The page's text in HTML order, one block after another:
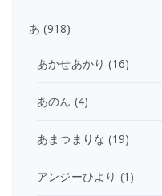
あ (918)
あかせあかり (16)
あのん (4)
あまつまりな (19)
アンジーひより (1)